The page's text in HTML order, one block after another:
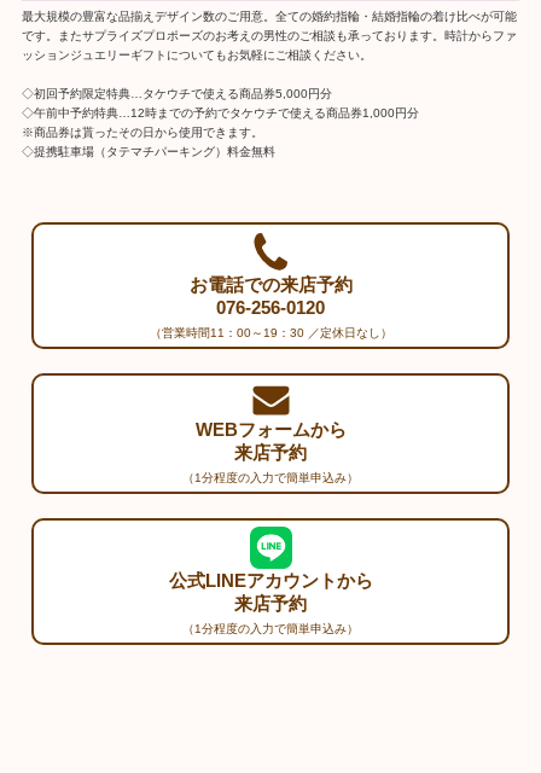
最大規模の豊富な品揃えデザイン数のご用意。全ての婚約指輪・結婚指輪の着け比べが可能
です。またサプライズプロポーズのお考えの男性のご相談も承っております。時計からファ
ッションジュエリーギフトについてもお気軽にご相談ください。
◇初回予約限定特典…タケウチで使える商品券5,000円分
◇午前中予約特典…12時までの予約でタケウチで使える商品券1,000円分
※商品券は貰ったその日から使用できます。
◇提携駐車場（タテマチパーキング）料金無料
お電話での来店予約
076-256-0120
（営業時間11：00～19：30 ／定休日なし）
WEBフォームから
来店予約
（1分程度の入力で簡単申込み）
公式LINEアカウントから
来店予約
（1分程度の入力で簡単申込み）